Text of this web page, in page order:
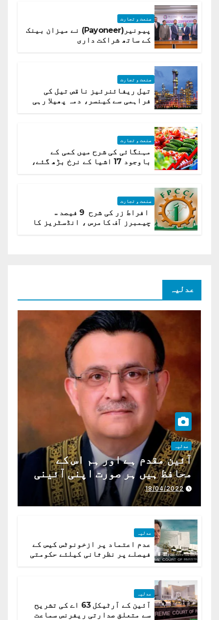
صنعت و تجارت
پیونیر(Payoneer) نے میزان بینک
کے ساتھ شراکت داری
صنعت و تجارت
تیل ریفائنرئیز ناقص تیل کی
فراہمی سے کینسر، دمہ پھیلا رہی
صنعت و تجارت
مہنگائی کی شرح میں کمی کے
باوجود 17 اشیا کے نرخ بڑھ گئے،
صنعت و تجارت
افراط زر کی شرح 9 فیصد ..
چیمبرز آف کامرس ، انڈسٹریز کا
عدلیہ
عدلیہ
آئین مقدم ہے اور ہم اس کے
محافظ ہیں ہر صورت اپنی آئینی
ذمہ داری ادا کرینگے ، چیف
جسٹس پاکستان
18/04/2022
عدلیہ
عدم اعتماد پر ازخونوٹس کیس کے
فیصلے پر نظرثانی کیلئے حکومتی
عدلیہ
آئین کے آرٹیکل 63 اے کی تشریح
سے متعلق صدارتی ریفرنس سماعت